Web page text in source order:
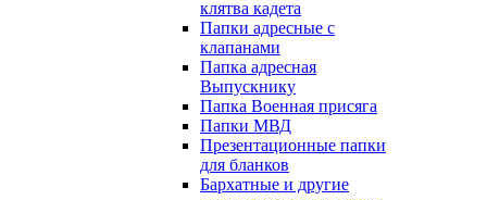
клятва кадета
Папки адресные с
клапанами
Папка адресная
Выпускнику
Папка Военная присяга
Папки МВД
Презентационные папки
для бланков
Бархатные и другие